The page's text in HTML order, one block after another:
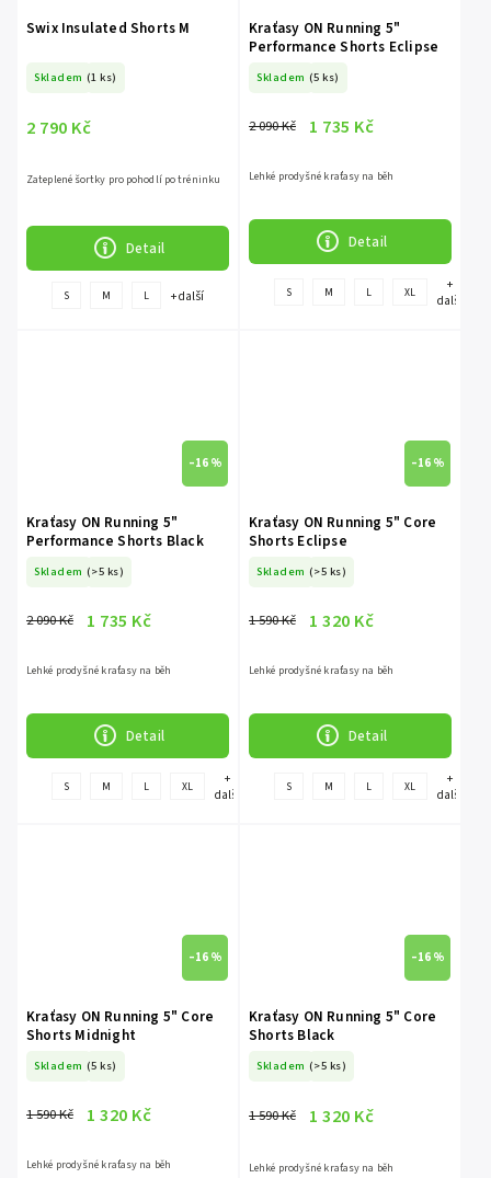
Swix Insulated Shorts M
Skladem (1 ks)
2 790 Kč
Detail
Zateplené šortky pro pohodlí po tréninku
S M L + další
Kraťasy ON Running 5"
Performance Shorts Eclipse
Skladem (5 ks)
2 090 Kč 1 735 Kč
Detail
Lehké prodyšné kraťasy na běh
S M L XL
+
další
–16 %
Kraťasy ON Running 5"
Performance Shorts Black
Skladem (>5 ks)
2 090 Kč 1 735 Kč
Detail
Lehké prodyšné kraťasy na běh
S M L XL
+
další
–16 %
Kraťasy ON Running 5" Core
Shorts Eclipse
Skladem (>5 ks)
1 590 Kč 1 320 Kč
Detail
Lehké prodyšné kraťasy na běh
S M L XL
+
další
–16 %
Kraťasy ON Running 5" Core
Shorts Midnight
Skladem (5 ks)
1 590 Kč 1 320 Kč
Lehké prodyšné kraťasy na běh
–16 %
Kraťasy ON Running 5" Core
Shorts Black
Skladem (>5 ks)
1 590 Kč 1 320 Kč
Lehké prodyšné kraťasy na běh